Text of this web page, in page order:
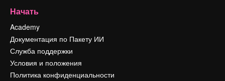
Начать
Academy
Документация по Пакету ИИ
Служба поддержки
Условия и положения
Политика конфиденциальности